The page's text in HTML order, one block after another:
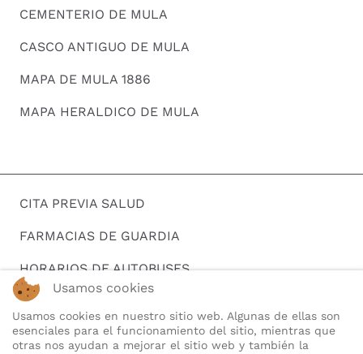
CEMENTERIO DE MULA
CASCO ANTIGUO DE MULA
MAPA DE MULA 1886
MAPA HERALDICO DE MULA
CITA PREVIA SALUD
FARMACIAS DE GUARDIA
HORARIOS DE AUTOBUSES
BUSCAR EMPLEO
TELEFONOS DE INTERES
Usamos cookies
Usamos cookies en nuestro sitio web. Algunas de ellas son
esenciales para el funcionamiento del sitio, mientras que
otras nos ayudan a mejorar el sitio web y también la